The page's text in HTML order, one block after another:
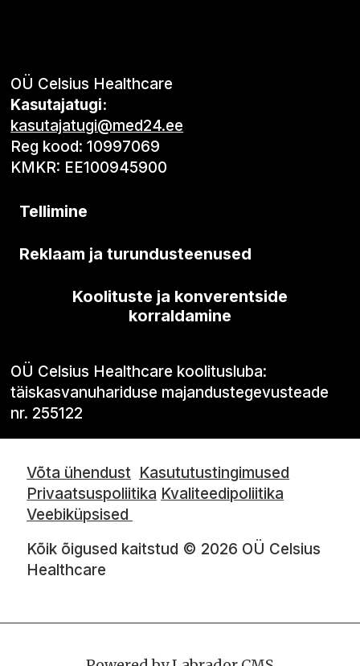
OÜ Celsius Healthcare
Kasutajatugi:
kasutajatugi@med24.ee
Reg kood: 10997069
KMKR: EE100945900
Tellimine
Reklaam ja turundusteenused
Koolituste ja konverentside
korraldamine
OÜ Celsius Healthcare koolitusluba:
täiskasvanuhariduse majandustegevusteade
nr. 255122
Võta ühendust Kasututustingimused
Privaatsuspoliitika Kvaliteedipoliitika
Veebiküpsised
Kõik õigused kaitstud © 2026 OÜ Celsius
Healthcare